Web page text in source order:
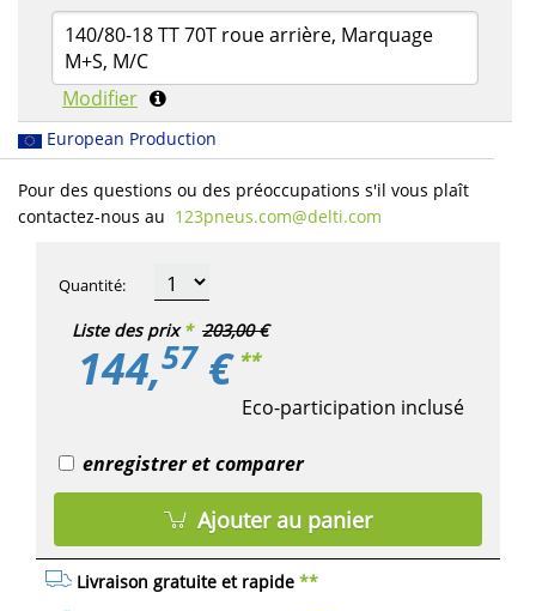
140/80-18 TT 70T roue arrière, Marquage
M+S, M/C
Modifier
European Production
Pour des questions ou des préoccupations s'il vous plaît
contactez-nous au 123pneus.com​@delti.com
Liste des prix * 203,00 €
144,57€ **
Eco-participation inclusé
Livraison gratuite et rapide **
Quantité:
enregistrer et comparer
Ajouter au panier